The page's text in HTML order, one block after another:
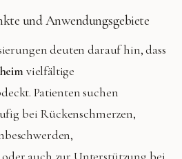
und Anwendungsgebiete
deuten darauf hin, dass
vielfältige
Patienten suchen
bei Rückenschmerzen,